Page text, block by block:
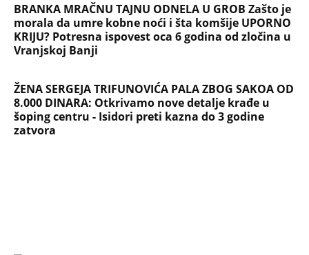
BRANKA MRAČNU TAJNU ODNELA U GROB Zašto je
morala da umre kobne noći i šta komšije UPORNO
KRIJU? Potresna ispovest oca 6 godina od zločina u
Vranjskoj Banji
ŽENA SERGEJA TRIFUNOVIĆA PALA ZBOG SAKOA OD
8.000 DINARA: Otkrivamo nove detalje krađe u
šoping centru - Isidori preti kazna do 3 godine
zatvora